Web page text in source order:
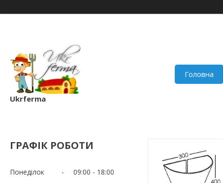
Ukrferma
Головна
ГРАФІК РОБОТИ
Понеділок 09:00
18:00